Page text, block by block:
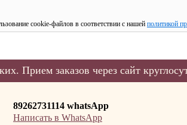
cookie-файлов в соответствии с нашей политикой
Прием заказов через сайт
89262731114 whatsApp
Написать в WhatsApp